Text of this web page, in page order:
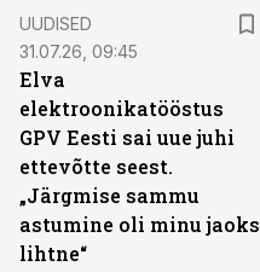
UUDISED
31.07.26, 09:45
Elva
elektroonikatööstus
GPV Eesti sai uue juhi
ettevõtte seest.
„Järgmise sammu
astumine oli minu jaoks
lihtne“